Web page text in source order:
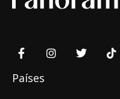
Países